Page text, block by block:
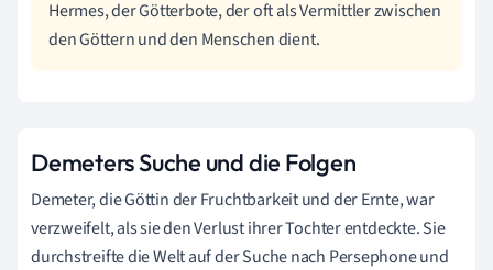
Hermes, der Götterbote, der oft als Vermittler zwischen
den Göttern und den Menschen dient.
Demeters Suche und die Folgen
Demeter, die Göttin der Fruchtbarkeit und der Ernte, war
verzweifelt, als sie den Verlust ihrer Tochter entdeckte. Sie
durchstreifte die Welt auf der Suche nach Persephone und